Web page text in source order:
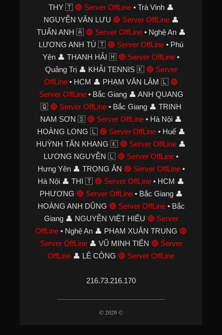
THY 🇹 🔴 Server OffLine• Trà Vinh 👤
NGUYỄN VĂN LƯU 🔴 Server OffLine👤
TUẤN ANH 🇦 🔴 Server OffLine• Nghệ An 👤
LƯƠNG ANH TÚ 🇹 🔴 Server OffLine • Phú
Yên 👤 THANH HẢI 🇭 🔴 Server OffLine •
Quảng Trị 👤 KHẢI TENNIS 🇰 🔴 Server
OffLine • HCM 👤 PHẠM VĂN LÂM 🇱 🔴
Server OffLine• Bắc Giang 👤 ANH QUANG
🇶 🔴 Server OffLine • Bắc Giang 👤 TRINH
NAM SƠN 🇸 🔴 Server OffLine • Hà Nội 👤
HOÀNG LONG 🇱 🔴 Server OffLine• Huế 👤
HUỲNH TẤN KHANG 🇰 🔴 Server OffLine 👤
LƯƠNG NGUYỄN 🇱 🔴 Server OffLine •
Hưng Yên 👤 TRỌNG ÂN 🔴 Server OffLine•
Hà Nội 👤 THI 🇹 🔴 Server OffLine • HCM 👤
PHƯƠNG 🔴 Server OffLine• Bắc Giang 👤
HOÀNG ANH DŨNG 🔴 Server OffLine• Bắc
Giang 👤 NGUYỄN VIỆT HIẾU 🔴 Server
OffLine • Nghệ An 👤 PHẠM XUÂN TRUNG 🔴
Server OffLine👤 VŨ MINH TIẾN 🔴 Server
OffLine 👤 LÊ CÔNG 🔴 Server OffLine
216.73.216.170
© 2026 ©